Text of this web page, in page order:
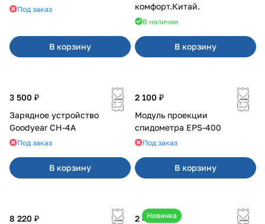
Под заказ
В корзину
комфорт.Китай.
В наличии
В корзину
3 500 ₽
Зарядное устройство
Goodyear CH-4A
Под заказ
В корзину
2 100 ₽
Модуль проекции
спидометра EPS-400
Под заказ
В корзину
8 220 ₽
Новинка
2 450 ₽